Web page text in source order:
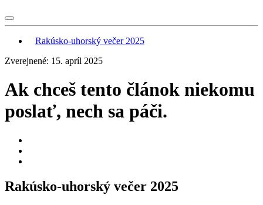
Rakúsko-uhorský večer 2025
Zverejnené: 15. apríl 2025
Ak chceš tento článok niekomu
poslať, nech sa páči.
Rakúsko-uhorský večer 2025